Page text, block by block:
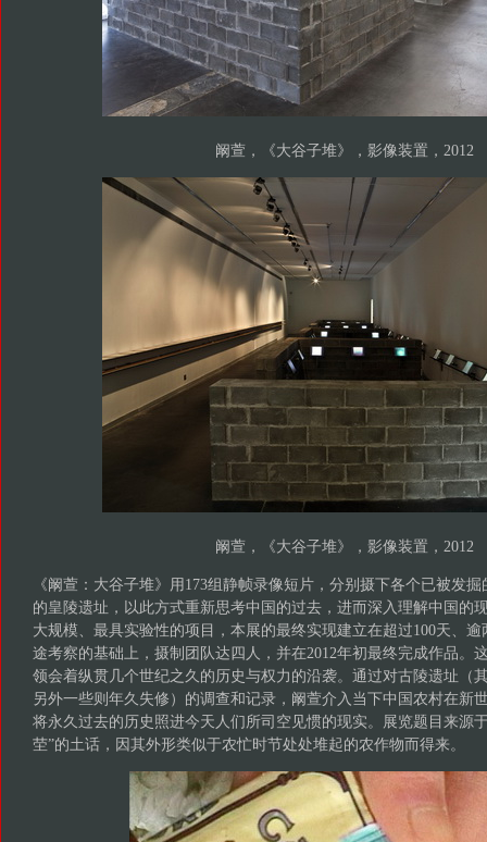
阚萱，《大谷子堆》，影像装置，2012
阚萱，《大谷子堆》，影像装置，2012
《阚萱：大谷子堆》用173组静帧录像短片，分别摄下各个已被发
的皇陵遗址，以此方式重新思考中国的过去，进而深入理解中国的
大规模、最具实验性的项目，本展的最终实现建立在超过100天、
途考察的基础上，摄制团队达四人，并在2012年初最终完成作品。
领会着纵贯几个世纪之久的历史与权力的沿袭。通过对古陵遗址（
另外一些则年久失修）的调查和记录，阚萱介入当下中国农村在新
将永久过去的历史照进今天人们所司空见惯的现实。展览题目来源
茔”的土话，因其外形类似于农忙时节处处堆起的农作物而得来。